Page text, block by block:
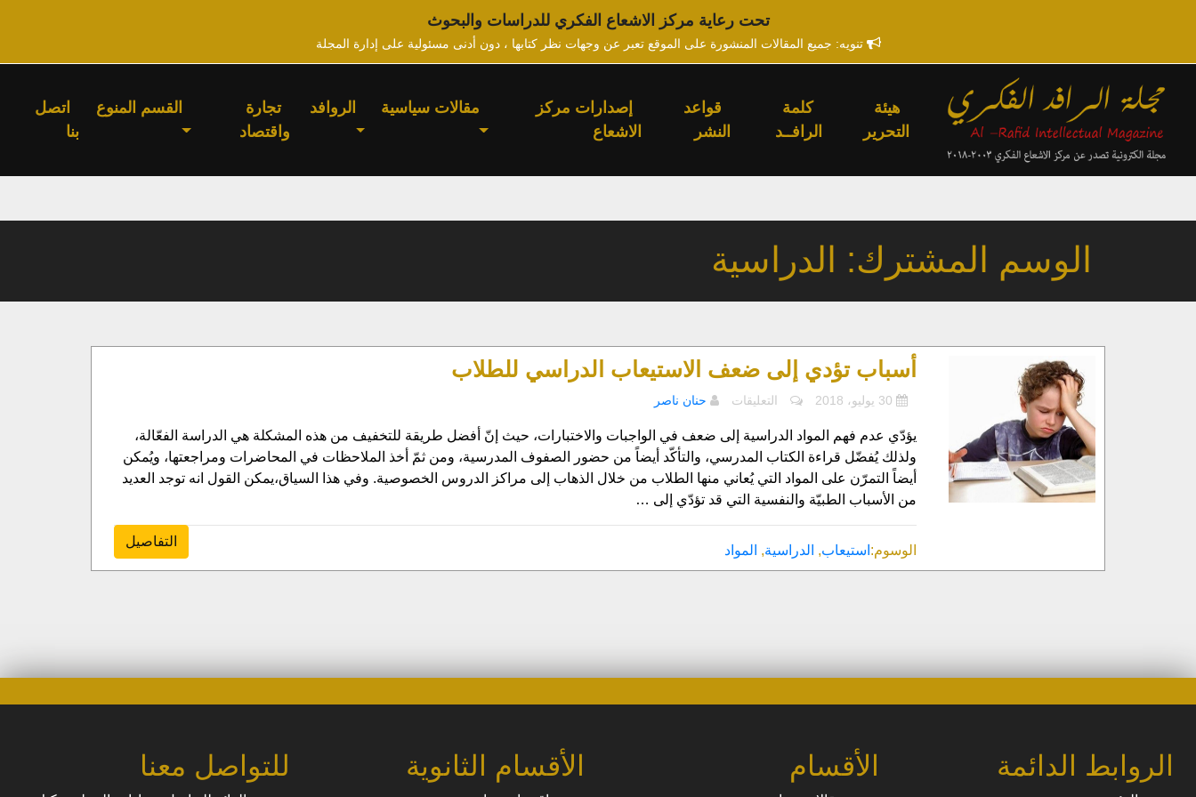
تحت رعاية مركز الاشعاع الفكري للدراسات والبحوث
تنويه: جميع المقالات المنشورة على الموقع تعبر عن وجهات نظر كتابها ، دون أدنى مسئولية على إدارة المجلة
هيئة
التحرير
كلمة
الرافــد
قواعد
النشر
إصدارات مركز
الاشعاع
مقالات سياسية الروافد
تجارة
واقتصاد
القسم المنوع
اتصل
بنا
الوسم المشترك: الدراسية
أسباب تؤدي إلى ضعف الاستيعاب الدراسي للطلاب
التعليقات
على
تؤدي
ضعف
الاستيعاب
الدراسي
للطلاب
حنان ناصر
يؤدّي عدم فهم المواد الدراسية إلى ضعف في الواجبات والاختبارات، حيث إنّ أفضل طريقة للتخفيف من هذه المشكلة هي الدراسة الفعّالة،
ولذلك يُفضّل قراءة الكتاب المدرسي، والتأكّد أيضاً من حضور الصفوف المدرسية، ومن ثمّ أخذ الملاحظات في المحاضرات ومراجعتها، ويُمكن
أيضاً التمرّن على المواد التي يُعاني منها الطلاب من خلال الذهاب إلى مراكز الدروس الخصوصية. وفي هذا السياق،يمكن القول انه توجد العديد
من الأسباب الطبيّة والنفسية التي قد تؤدّي إلى …
التفاصيل
الوسوم: استيعاب, الدراسية, المواد
الروابط الدائمة الأقسام الأقسام الثانوية للتواصل معنا